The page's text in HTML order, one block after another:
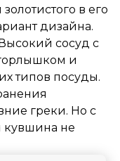
в его
дизайна.
сосуд с
и
типов посуды.
греки. Но с
кувшина не